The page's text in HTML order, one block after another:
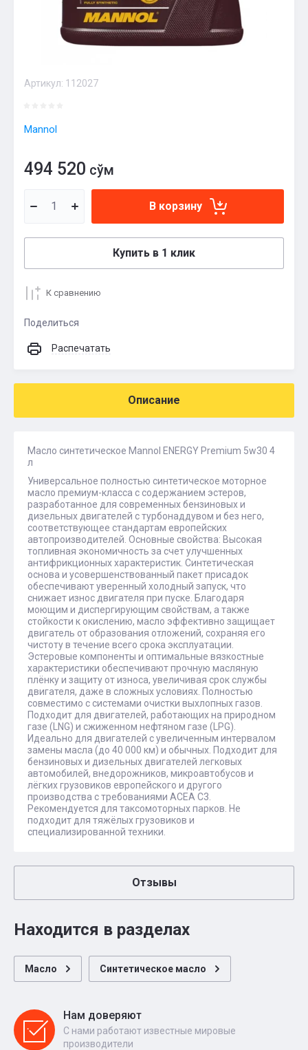
Артикул: 112027
Mannol
494 520 сўм
В корзину
Купить в 1 клик
К сравнению
Поделиться
Распечатать
Описание
Масло синтетическое Mannol ENERGY Premium 5w30 4
л
Универсальное полностью синтетическое моторное
масло премиум-класса с содержанием эстеров,
разработанное для современных бензиновых и
дизельных двигателей с турбонаддувом и без него,
соответствующее стандартам европейских
автопроизводителей. Основные свойства: Высокая
топливная экономичность за счет улучшенных
антифрикционных характеристик. Синтетическая
основа и усовершенствованный пакет присадок
обеспечивают уверенный холодный запуск, что
снижает износ двигателя при пуске. Благодаря
моющим и диспергирующим свойствам, а также
стойкости к окислению, масло эффективно защищает
двигатель от образования отложений, сохраняя его
чистоту в течение всего срока эксплуатации.
Эстеровые компоненты и оптимальные вязкостные
характеристики обеспечивают прочную масляную
плёнку и защиту от износа, увеличивая срок службы
двигателя, даже в сложных условиях. Полностью
совместимо с системами очистки выхлопных газов.
Подходит для двигателей, работающих на природном
газе (LNG) и сжиженном нефтяном газе (LPG).
Идеально для двигателей с увеличенным интервалом
замены масла (до 40 000 км) и обычных. Подходит для
бензиновых и дизельных двигателей легковых
автомобилей, внедорожников, микроавтобусов и
лёгких грузовиков европейского и другого
производства с требованиями ACEA C3.
Рекомендуется для таксомоторных парков. Не
подходит для тяжёлых грузовиков и
специализированной техники.
Отзывы
Находится в разделах
Масло Синтетическое масло
Нам доверяют
С нами работают известные мировые
производители